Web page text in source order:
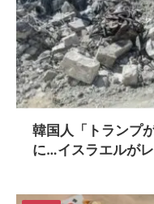
韓国人「トランプ
に…イスラエルが